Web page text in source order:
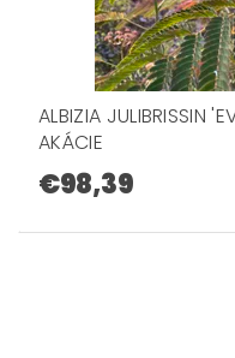
ALBIZIA JULIBRISSIN
AKÁCIE
€98,39